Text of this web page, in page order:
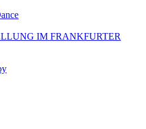
IM FRANKFURTER